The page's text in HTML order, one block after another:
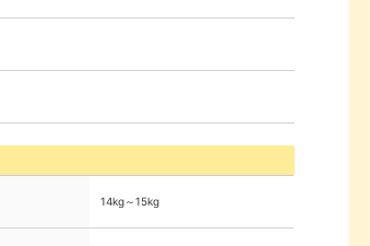
14kg～15kg